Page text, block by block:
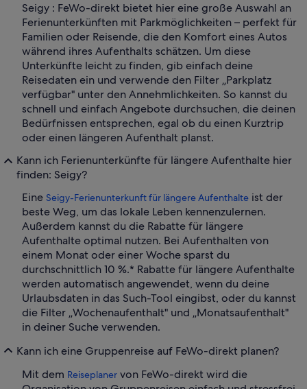
Seigy : FeWo-direkt bietet hier eine große Auswahl an
Ferienunterkünften mit Parkmöglichkeiten – perfekt für
Familien oder Reisende, die den Komfort eines Autos
während ihres Aufenthalts schätzen. Um diese
Unterkünfte leicht zu finden, gib einfach deine
Reisedaten ein und verwende den Filter „Parkplatz
verfügbar" unter den Annehmlichkeiten. So kannst du
schnell und einfach Angebote durchsuchen, die deinen
Bedürfnissen entsprechen, egal ob du einen Kurztrip
oder einen längeren Aufenthalt planst.
Kann ich Ferienunterkünfte für längere Aufenthalte hier
finden: Seigy?
Eine Seigy-Ferienunterkunft für längere Aufenthalte ist der
beste Weg, um das lokale Leben kennenzulernen.
Außerdem kannst du die Rabatte für längere
Aufenthalte optimal nutzen. Bei Aufenthalten von
einem Monat oder einer Woche sparst du
durchschnittlich 10 %.* Rabatte für längere Aufenthalte
werden automatisch angewendet, wenn du deine
Urlaubsdaten in das Such-Tool eingibst, oder du kannst
die Filter „Wochenaufenthalt" und „Monatsaufenthalt"
in deiner Suche verwenden.
Kann ich eine Gruppenreise auf FeWo-direkt planen?
Mit dem Reiseplaner von FeWo-direkt wird die